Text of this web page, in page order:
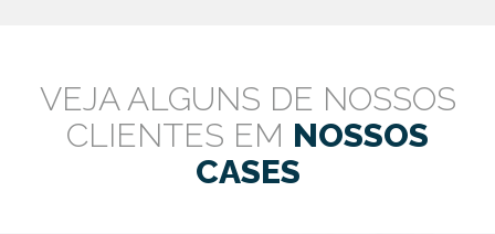
VEJA ALGUNS DE NOSSOS
CLIENTES EM NOSSOS
CASES